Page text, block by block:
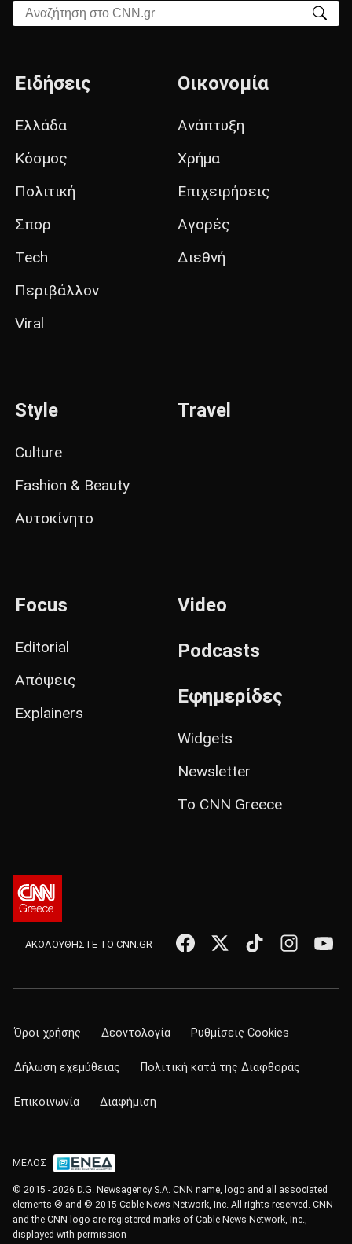
Αναζήτηση στο CNN.gr
Ειδήσεις
Ελλάδα
Κόσμος
Πολιτική
Σπορ
Tech
Περιβάλλον
Viral
Οικονομία
Ανάπτυξη
Χρήμα
Επιχειρήσεις
Αγορές
Διεθνή
Style
Culture
Fashion & Beauty
Αυτοκίνητο
Travel
Focus
Editorial
Απόψεις
Explainers
Video
Podcasts
Εφημερίδες
Widgets
Newsletter
Το CNN Greece
ΑΚΟΛΟΥΘΗΣΤΕ ΤΟ CNN.GR
Όροι χρήσης Δεοντολογία Ρυθμίσεις Cookies
Δήλωση εχεμύθειας Πολιτική κατά της Διαφθοράς
Επικοινωνία Διαφήμιση
ΜΕΛΟΣ
© 2015 - 2026 D.G. Newsagency S.A. CNN name, logo and all associated
elements ® and © 2015 Cable News Network, Inc. All rights reserved. CNN
and the CNN logo are registered marks of Cable News Network, Inc.,
displayed with permission